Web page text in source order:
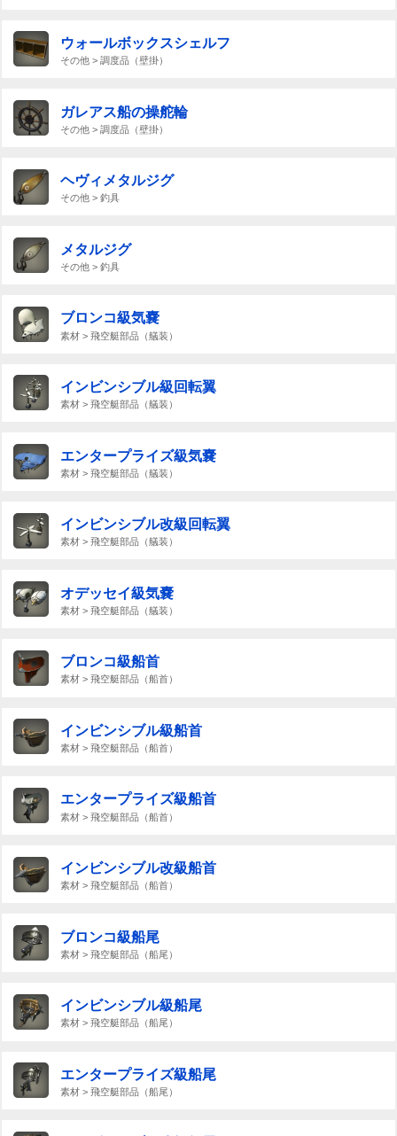
ウォールボックスシェルフ
その他 > 調度品（壁掛）
ガレアス船の操舵輪
その他 > 調度品（壁掛）
ヘヴィメタルジグ
その他 > 釣具
メタルジグ
その他 > 釣具
ブロンコ級気嚢
素材 > 飛空艇部品（艤装）
インビンシブル級回転翼
素材 > 飛空艇部品（艤装）
エンタープライズ級気嚢
素材 > 飛空艇部品（艤装）
インビンシブル改級回転翼
素材 > 飛空艇部品（艤装）
オデッセイ級気嚢
素材 > 飛空艇部品（艤装）
ブロンコ級船首
素材 > 飛空艇部品（船首）
インビンシブル級船首
素材 > 飛空艇部品（船首）
エンタープライズ級船首
素材 > 飛空艇部品（船首）
インビンシブル改級船首
素材 > 飛空艇部品（船首）
ブロンコ級船尾
素材 > 飛空艇部品（船尾）
インビンシブル級船尾
素材 > 飛空艇部品（船尾）
エンタープライズ級船尾
素材 > 飛空艇部品（船尾）